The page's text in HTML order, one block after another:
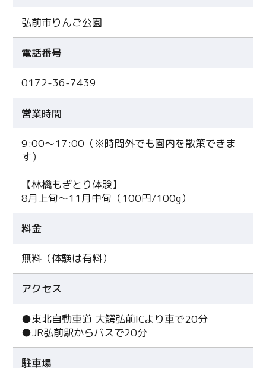
弘前市りんご公園
電話番号
0172-36-7439
営業時間
9:00～17:00（※時間外でも園内を散策できま
す）
【林檎もぎとり体験】
8月上旬～11月中旬（100円/100g）
料金
無料（体験は有料）
アクセス
●東北自動車道 大鰐弘前ICより車で20分
●JR弘前駅からバスで20分
駐車場